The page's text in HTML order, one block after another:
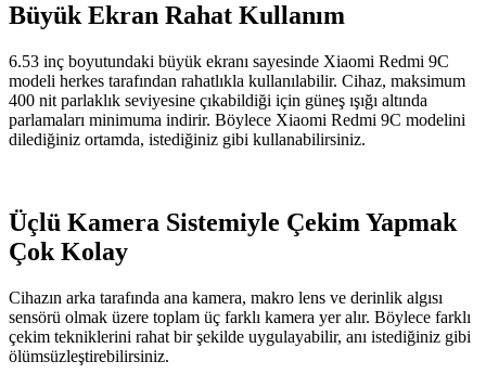
Büyük Ekran Rahat Kullanım
6.53 inç boyutundaki büyük ekranı sayesinde Xiaomi Redmi 9C
modeli herkes tarafından rahatlıkla kullanılabilir. Cihaz, maksimum
400 nit parlaklık seviyesine çıkabildiği için güneş ışığı altında
parlamaları minimuma indirir. Böylece Xiaomi Redmi 9C modelini
dilediğiniz ortamda, istediğiniz gibi kullanabilirsiniz.
Üçlü Kamera Sistemiyle Çekim Yapmak
Çok Kolay
Cihazın arka tarafında ana kamera, makro lens ve derinlik algısı
sensörü olmak üzere toplam üç farklı kamera yer alır. Böylece farklı
çekim tekniklerini rahat bir şekilde uygulayabilir, anı istediğiniz gibi
ölümsüzleştirebilirsiniz.